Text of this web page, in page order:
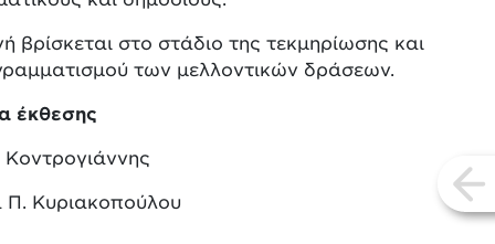
βρίσκεται στο στάδιο της τεκμηρίωσης και
των μελλοντικών δράσεων.
έκθεσης
Κυριακοπούλου